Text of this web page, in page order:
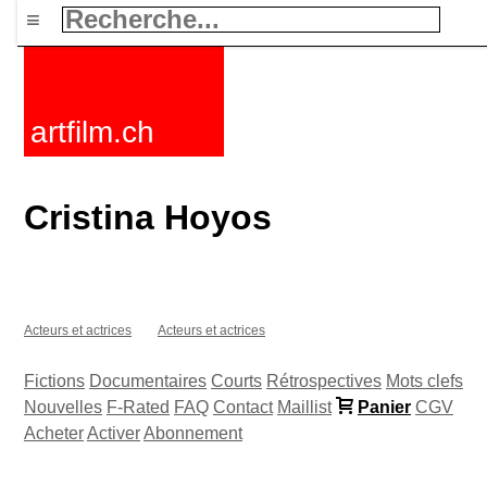
≡
artfilm.ch
Cristina Hoyos
Acteurs et actrices Acteurs et actrices
Fictions Documentaires Courts Rétrospectives Mots clefs
Nouvelles F-Rated FAQ Contact Maillist Panier CGV
AcheterActiverAbonnement